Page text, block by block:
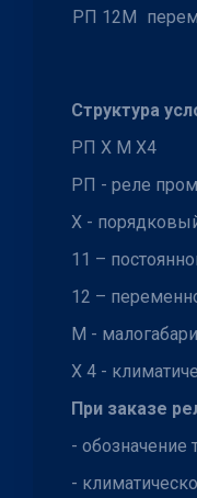
РП 12М
Структура
РП Х М Х4
РП - реле
Х -
11 –
12 –
М -
Х 4 -
При заказе
- обозначение
-